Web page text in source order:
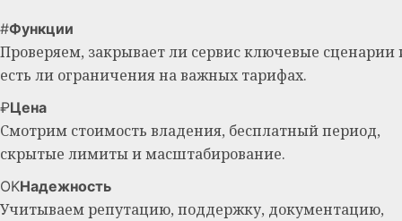
#Функции
Проверяем, закрывает ли сервис ключевые сценарии
есть ли ограничения на важных тарифах.
₽Цена
Смотрим стоимость владения, бесплатный период,
скрытые лимиты и масштабирование.
OKНадежность
Учитываем репутацию, поддержку, документацию,